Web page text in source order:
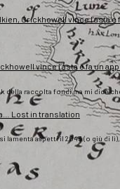
Crickhowell vince l’asta e
vince l’asta e fa un
della raccolta fondi ma mi dice
Lost in translation
lamenta aspetti il 2043 (o giù di